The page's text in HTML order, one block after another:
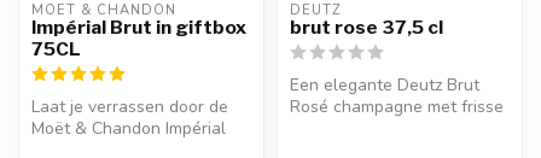
MOËT & CHANDON
Impérial Brut in giftbox
75CL
Laat je verrassen door de
Moët & Chandon Impérial
DEUTZ
brut rose 37,5 cl
Een elegante Deutz Brut
Rosé champagne met frisse